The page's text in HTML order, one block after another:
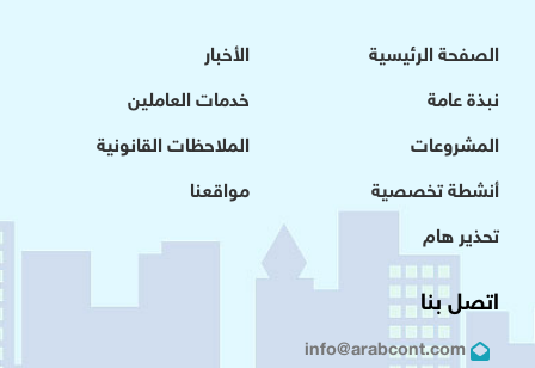
الصفحة الرئيسية
نبذة عامة
المشروعات
أنشطة تخصصية
تحذير هام
الأخبار
خدمات العاملين
الملاحظات القانونية
مواقعنا
اتصل بنا
info@arabcont.com